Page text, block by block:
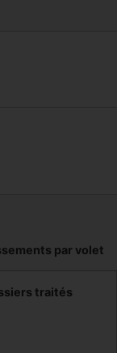
par volet
traités